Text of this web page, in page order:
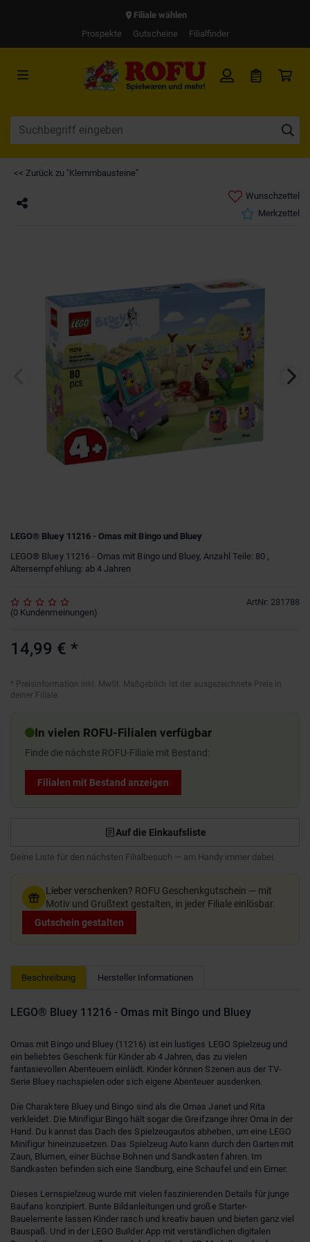
Filiale wählen
Prospekte
Gutscheine Filialfinder
<< Zurück zu "Klemmbausteine"
Wunschzettel
Merkzettel
LEGO® Bluey 11216 - Omas mit Bingo und Bluey
LEGO® Bluey 11216 - Omas mit Bingo und Bluey, Anzahl Teile: 80 ,
Altersempfehlung: ab 4 Jahren
ArtNr: 281788
(0 Kundenmeinungen)
14,99 € *
* Preisinformation inkl. MwSt. Maßgeblich ist der ausgezeichnete Preis in
deiner Filiale.
In vielen ROFU-Filialen verfügbar
Finde die nächste ROFU-Filiale mit Bestand:
Filialen mit Bestand anzeigen
Auf die Einkaufsliste
Deine Liste für den nächsten Filialbesuch — am Handy immer dabei.
Lieber verschenken? ROFU Geschenkgutschein — mit
Motiv und Grußtext gestalten, in jeder Filiale einlösbar.
Gutschein gestalten
Beschreibung Hersteller Informationen
LEGO® Bluey 11216 - Omas mit Bingo und Bluey
Omas mit Bingo und Bluey (11216) ist ein lustiges LEGO Spielzeug und
ein beliebtes Geschenk für Kinder ab 4 Jahren, das zu vielen
fantasievollen Abenteuern einlädt. Kinder können Szenen aus der TV-
Serie Bluey nachspielen oder sich eigene Abenteuer ausdenken.
Die Charaktere Bluey und Bingo sind als die Omas Janet und Rita
verkleidet. Die Minifigur Bingo hält sogar die Greifzange ihrer Oma in der
Hand. Du kannst das Dach des Spielzeugautos abheben, um eine LEGO
Minifigur hineinzusetzen. Das Spielzeug Auto kann durch den Garten mit
Zaun, Blumen, einer Büchse Bohnen und Sandkasten fahren. Im
Sandkasten befinden sich eine Sandburg, eine Schaufel und ein Eimer.
Dieses Lernspielzeug wurde mit vielen faszinierenden Details für junge
Baufans konzipiert. Bunte Bildanleitungen und große Starter-
Bauelemente lassen Kinder rasch und kreativ bauen und bieten ganz viel
Bauspaß. Und in der LEGO Builder App mit verständlichen digitalen